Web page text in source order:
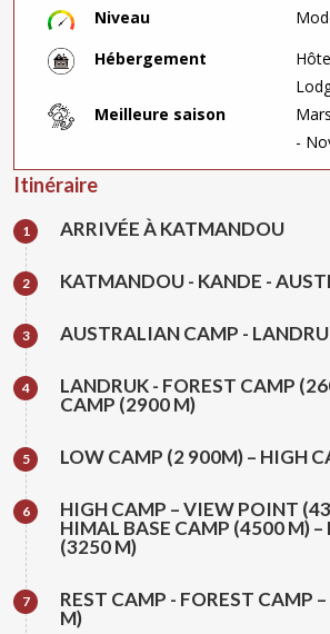
Niveau
Hébergement
Meilleure saison
-
Itinéraire
1 ARRIVÉE À KATMANDOU
2 KATMANDOU - KANDE -
3 AUSTRALIAN CAMP -
4
LANDRUK - FOREST CAMP
CAMP (2900 M)
5 LOW CAMP (2 900M) – HIGH
6
HIGH CAMP – VIEW POINT
HIMAL BASE CAMP (4500 M)
(3250 M)
7
REST CAMP - FOREST CAMP
M)